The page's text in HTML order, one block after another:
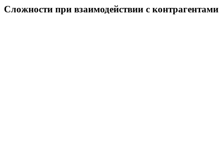
Сложности при взаимодействии с контрагентами